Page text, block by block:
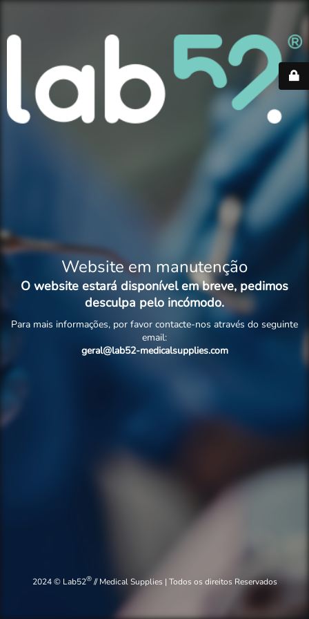
Website em manutenção
O website estará disponível em breve, pedimos
desculpa pelo incómodo.
Para mais informações, por favor contacte-nos através do seguinte
email:
geral@lab52-medicalsupplies.com
2024 © Lab52®// Medical Supplies | Todos os direitos Reservados